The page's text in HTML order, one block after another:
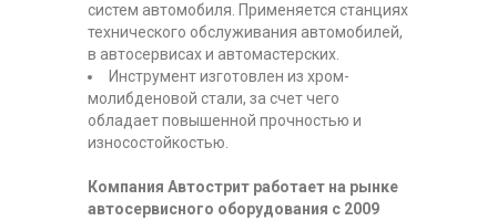
систем автомобиля. Применяется станциях
технического обслуживания автомобилей,
в автосервисах и автомастерских.
Инструмент изготовлен из хром-
молибденовой стали, за счет чего
обладает повышенной прочностью и
износостойкостью.
Компания Автострит работает на рынке
автосервисного оборудования с 2009